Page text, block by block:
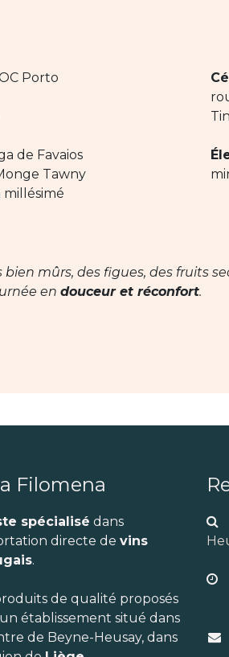
Porto
de Favaios
Tawny
millésimé
bien mûrs, des figues, des fruits
en douceur et réconfort.
Filomena
spécialisé dans
directe de vins
.
de qualité proposés
établissement situé dans
de Beyne-Heusay, dans